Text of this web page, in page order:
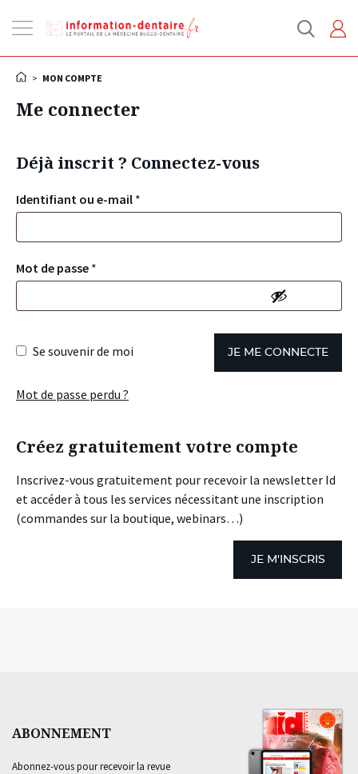
la
> MON COMPTE
Me connecter
Déjà inscrit ? Connectez-vous
Identifiant ou e-mail *
Mot de passe *
Se souvenir de moi JE ME CONNECTE
Mot de passe perdu ?
Créez gratuitement votre compte
Inscrivez-vous gratuitement pour recevoir la newsletter Id
et accéder à tous les services nécessitant une inscription
(commandes sur la boutique, webinars…)
JE M'INSCRIS
ABONNEMENT
Abonnez-vous pour recevoir la revue